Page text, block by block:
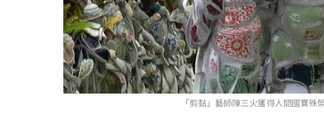
「剪黏」藝師陳三火獲得人間國寶殊